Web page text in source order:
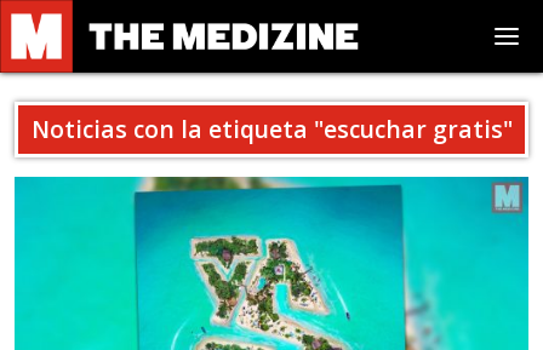
Noticias con la etiqueta "escuchar gratis"